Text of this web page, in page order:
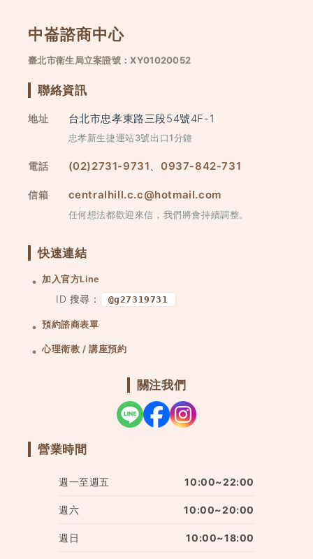
中崙諮商中心
臺北市衛生局立案證號：XY01020052
聯絡資訊
地址 台北市忠孝東路三段54號4F-1
忠孝新生捷運站3號出口1分鐘
電話 (02)2731-9731、0937-842-731
信箱 centralhill.c.c@hotmail.com
任何想法都歡迎來信，我們將會持續調整。
快速連結
加入官方Line
ID 搜尋： @g27319731
預約諮商表單
心理衛教 / 講座預約
關注我們
營業時間
週一至週五 10:00~22:00
週六 10:00~20:00
週日 10:00~18:00